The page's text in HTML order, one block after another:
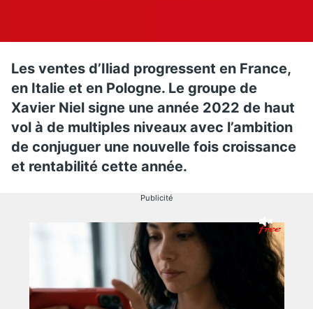
Les ventes d’Iliad progressent en France,
en Italie et en Pologne. Le groupe de
Xavier Niel signe une année 2022 de haut
vol à de multiples niveaux avec l’ambition
de conjuguer une nouvelle fois croissance
et rentabilité cette année.
Publicité